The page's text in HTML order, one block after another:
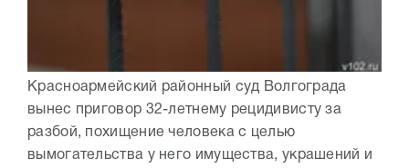
Красноармейский районный суд Волгограда
вынес приговор 32-летнему рецидивисту за
разбой, похищение человека с целью
вымогательства у него имущества, украшений и